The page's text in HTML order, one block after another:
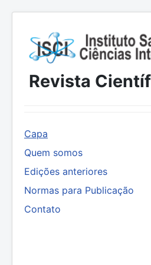
Revista
Capa
Quem somos
Edições anteriores
Normas para Publicação
Contato